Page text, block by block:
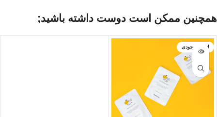
همچنین ممکن است دوست داشته باشید;
اتمام موجودی